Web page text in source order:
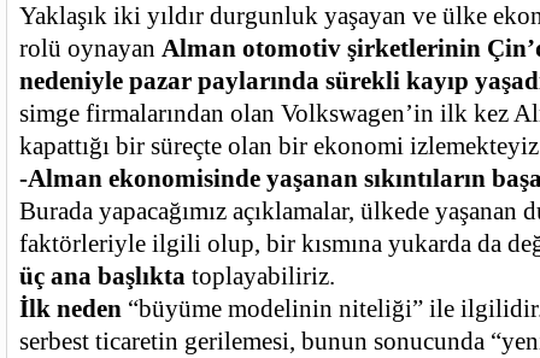
Yaklaşık iki yıldır durgunluk yaşayan ve ülke
rolü oynayan Alman otomotiv şirketlerinin
nedeniyle pazar paylarında sürekli kayıp
simge firmalarından olan Volkswagen’in ilk kez
kapattığı bir süreçte olan bir ekonomi
-Alman ekonomisinde yaşanan sıkıntıların
Burada yapacağımız açıklamalar, ülkede yaşanan
faktörleriyle ilgili olup, bir kısmına yukarda da
üç ana başlıkta toplayabiliriz.
İlk neden “büyüme modelinin niteliği” ile
serbest ticaretin gerilemesi, bunun sonucunda